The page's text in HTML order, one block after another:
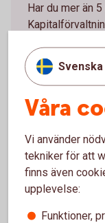
Har du mer än
vara.
Våra
Svenska
Våra
Vi använder
tekniker för att
finns även
upplevelse:
Funktioner,